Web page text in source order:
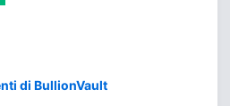
di BullionVault